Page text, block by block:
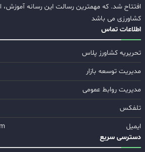
افتتاح شد. که مهمترین رسالت این رسانه آموزش،
کشاورزی می باشد
اطلاعات تماس
تحریریه کشاورز پلاس
مدیریت توسعه بازار
مدیریت روابط عمومی
تلفکس
ایمیل
دسترسی سریع